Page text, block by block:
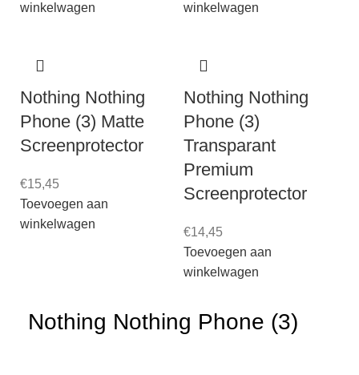
winkelwagen
winkelwagen
Nothing Nothing
Phone (3) Matte
Screenprotector
€15,45
Toevoegen aan
winkelwagen
Nothing Nothing
Phone (3)
Transparant
Premium
Screenprotector
€14,45
Toevoegen aan
winkelwagen
Nothing Nothing Phone (3)